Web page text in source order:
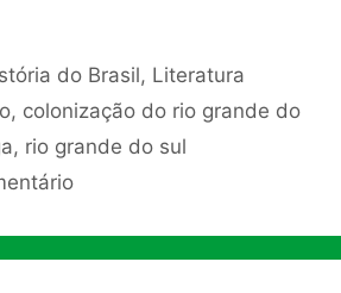
do Brasil, Literatura
, colonização do rio grande do
, rio grande do sul